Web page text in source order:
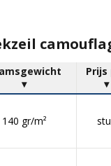
Prijs
140 gr/m²